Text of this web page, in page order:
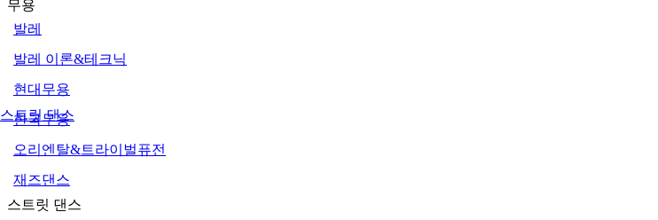
스트릿 댄스
무용
발레
발레 이론&테크닉
현대무용
한국무용
오리엔탈&트라이벌퓨전
재즈댄스
스트릿 댄스